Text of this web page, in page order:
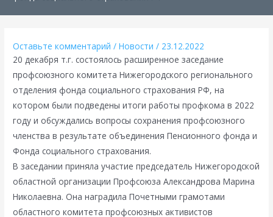
Оставьте комментарий /Новости / 23.12.2022
20 декабря т.г. состоялось расширенное заседание
профсоюзного комитета Нижегородского регионального
отделения фонда социального страхования РФ, на
котором были подведены итоги работы профкома в 2022
году и обсуждались вопросы сохранения профсоюзного
членства в результате объединения Пенсионного фонда и
Фонда социального страхования.
В заседании приняла участие председатель Нижегородской
областной организации Профсоюза Александрова Марина
Николаевна. Она наградила Почетными грамотами
областного комитета профсоюзных активистов